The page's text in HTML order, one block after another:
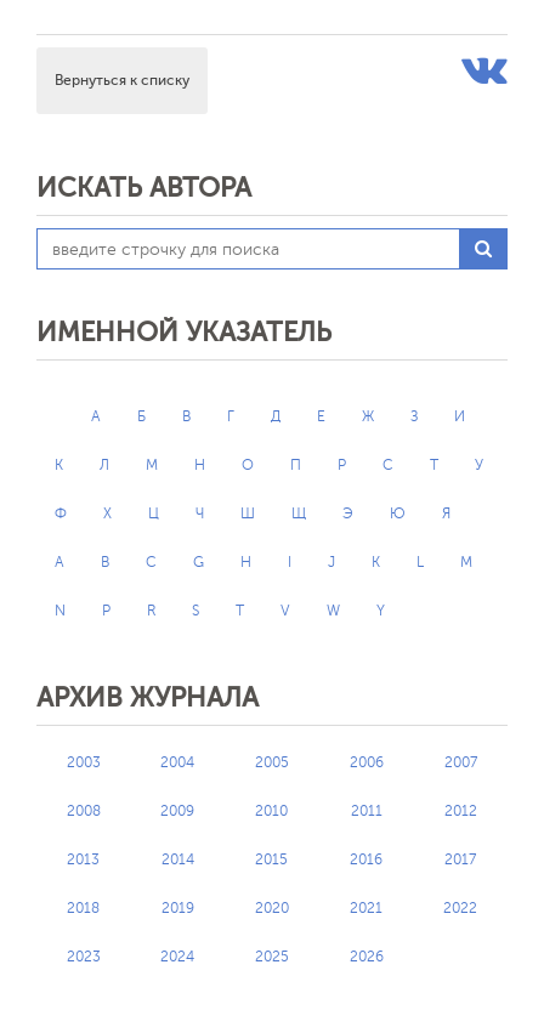
Вернуться к списку
ИСКАТЬ АВТОРА
ИМЕННОЙ УКАЗАТЕЛЬ
А Б В Г Д Е Ж З И
К Л М Н О П Р С Т У
Ф Х Ц Ч Ш Щ Э Ю Я
A B C G H J K L M
N P R S T V W Y
АРХИВ ЖУРНАЛА
2003 2004 2005 2006 2007
2008 2009 2010 2011 2012
2013 2014 2015 2016 2017
2018 2019 2020 2021 2022
2023 2024 2025 2026